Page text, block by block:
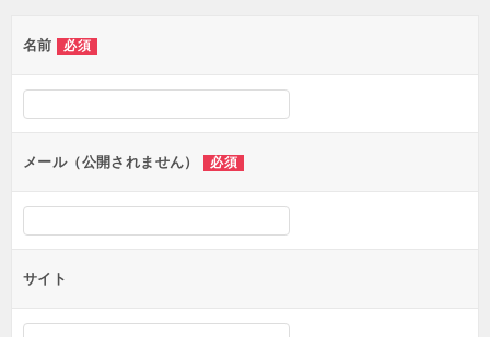
ー
シ
ョ
ン
名前 必須
メール（公開されません） 必須
サイト